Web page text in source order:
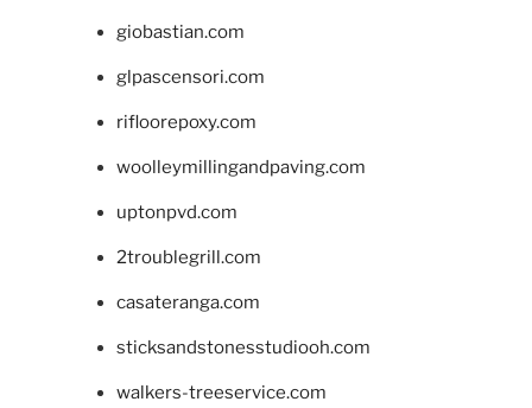
giobastian.com
glpascensori.com
rifloorepoxy.com
woolleymillingandpaving.com
uptonpvd.com
2troublegrill.com
casateranga.com
sticksandstonesstudiooh.com
walkers-treeservice.com